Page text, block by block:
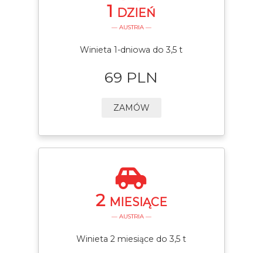
1 DZIEŃ
— AUSTRIA —
Winieta 1-dniowa do 3,5 t
69 PLN
ZAMÓW
2 MIESIĄCE
— AUSTRIA —
Winieta 2 miesiące do 3,5 t